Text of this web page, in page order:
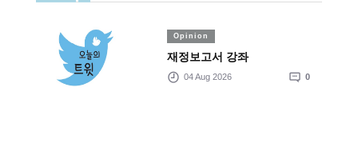
Opinion
재정보고서 강좌
04 Aug 2026 0